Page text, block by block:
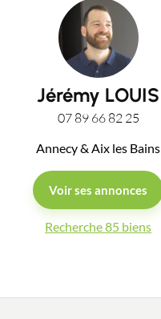
Jérémy LOUIS
07 89 66 82 25
Annecy & Aix les Bains
Voir ses annonces
Recherche 85 biens